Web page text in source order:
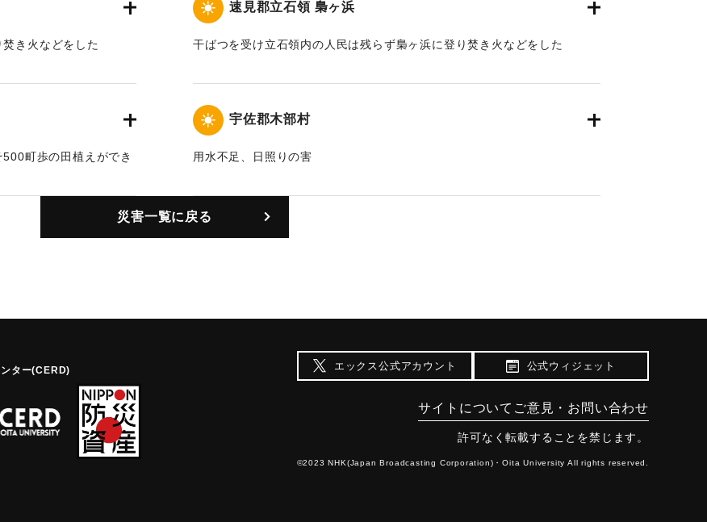
｜固有コード:00171001
き火などをした
速見郡立石領 梟ヶ浜
干ばつを受け立石領内の人民は残らず梟ヶ浜に登り焚き火などをした
｜固有コード:00171003
町歩の田植えができ
宇佐郡木部村
用水不足、日照りの害
｜固有コード:00171005
災害一覧に戻る
ター(CERD) エックス公式アカウント 公式ウィジェット
サイトについて ご意見・お問い合わせ
許可なく転載することを禁じます。
©2023 NHK(Japan Broadcasting Corporation)・Oita University All rights reserved.